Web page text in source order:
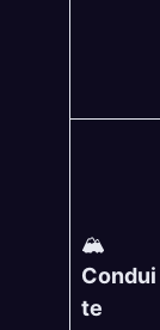
🏔️
Condui
te